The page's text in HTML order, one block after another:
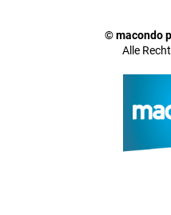
© macondo
Alle